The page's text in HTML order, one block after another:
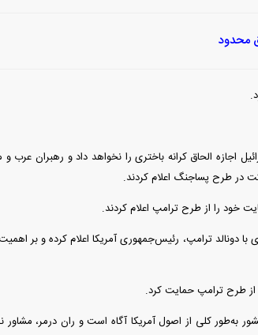
محدود
اجازه الحاق کرانه باختری را نخواهد داد و رهبران عرب
در طرح پساجنگ اعلام کردند.
خود را از طرح ترامپ اعلام کردند.
با دونالد ترامپ، رئیس‌جمهوری آمریکا اعلام کرده و بر
از طرح ترامپ حمایت کرد.
به‌طور کلی از اصول آمریکا آگاه است و ران درمر، مشاور